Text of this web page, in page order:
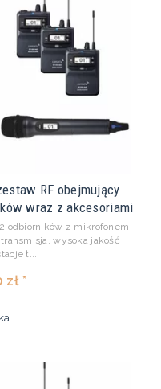
RF obejmujący
wraz z akcesoriami
odbiorników z mikrofonem
wysoka jakość
ł...
*